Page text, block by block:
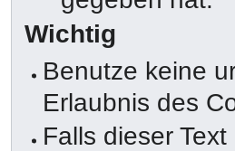
Wichtig
Benutze keine
Erlaubnis des
Falls dieser